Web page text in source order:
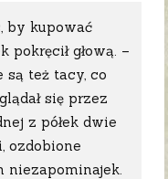
by kupować
pokręcił głową. –
są też tacy, co
się przez
z półek dwie
ozdobione